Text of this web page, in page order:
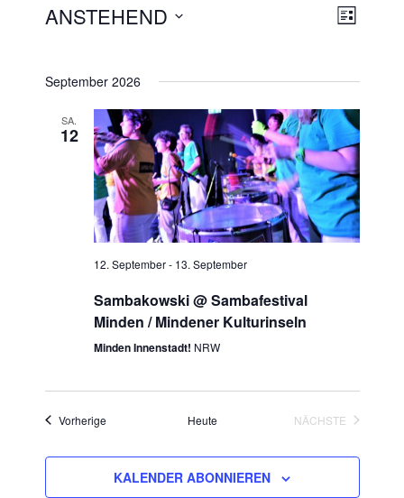
LISTE
ANSTEHEND
September 2026
SA.
12
12. September- 13. September
Sambakowski @ Sambafestival
Minden / Mindener Kulturinseln
Minden Innenstadt! NRW
VorherigeVeranstaltungen Heute
NÄCHSTE
KALENDER ABONNIEREN